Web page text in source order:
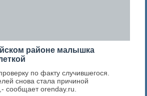
районе малышка
по факту случившегося.
снова стала причиной
сообщает orenday.ru.